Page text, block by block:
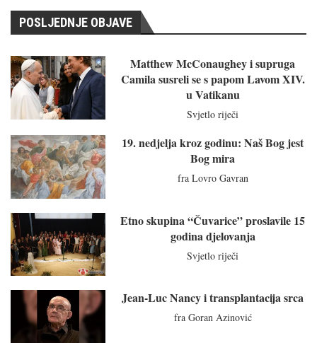
POSLJEDNJE OBJAVE
Matthew McConaughey i supruga
Camila susreli se s papom Lavom XIV.
u Vatikanu
Svjetlo riječi
19. nedjelja kroz godinu: Naš Bog jest
Bog mira
fra Lovro Gavran
Etno skupina “Čuvarice” proslavile 15
godina djelovanja
Svjetlo riječi
Jean-Luc Nancy i transplantacija srca
fra Goran Azinović